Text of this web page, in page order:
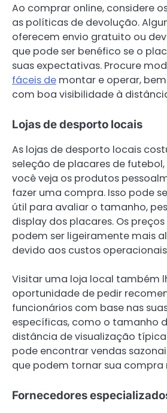
Ao comprar online, considere
as políticas de devolução.
oferecem envio gratuito ou
que pode ser benéfico se o
suas expectativas. Procure
fáceis de montar e operar,
com boa visibilidade à
Lojas de desporto locais
As lojas de desporto locais
seleção de placares de
você veja os produtos
fazer uma compra. Isso pode
útil para avaliar o tamanho,
display dos placares. Os
podem ser ligeiramente mais
devido aos custos
Visitar uma loja local também
oportunidade de pedir
funcionários com base nas
específicas, como o tamanho
distância de visualização
pode encontrar vendas
que podem tornar sua compra
Fornecedores